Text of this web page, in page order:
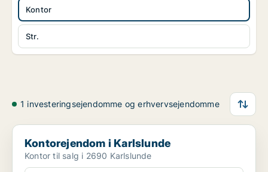
Kontor
Str.
1 investeringsejendomme og erhvervsejendomme
Kontorejendom i Karlslunde
Kontorejendom i Karlslunde
Kontor til salg i 2690 Karlslunde